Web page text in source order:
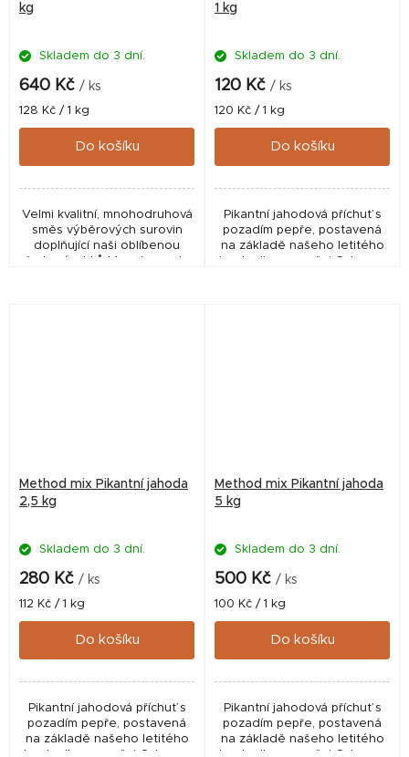
kg
Skladem do 3 dní.
640 Kč / ks
Měrná
cena:
128 Kč / 1 kg
Do košíku
Velmi kvalitní, mnohodruhová
směs výběrových surovin
doplňující naši oblíbenou
řadu výrobků Monster crab.
1 kg
Skladem do 3 dní.
120 Kč / ks
Měrná
cena:
120 Kč / 1 kg
Do košíku
Pikantní jahodová příchuť s
pozadím pepře, postavená
na základě našeho letitého
bestselleru - směsi Calypso.
Method mix Pikantní jahoda
2,5 kg
Skladem do 3 dní.
280 Kč / ks
Měrná
cena:
112 Kč / 1 kg
Do košíku
Pikantní jahodová příchuť s
pozadím pepře, postavená
na základě našeho letitého
Method mix Pikantní jahoda
5 kg
Skladem do 3 dní.
500 Kč / ks
Měrná
cena:
100 Kč / 1 kg
Do košíku
Pikantní jahodová příchuť s
pozadím pepře, postavená
na základě našeho letitého